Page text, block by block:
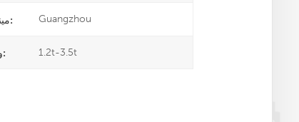
ميناء الشحن: Guangzhou
وزن المنتج: 1.2t-3.5t